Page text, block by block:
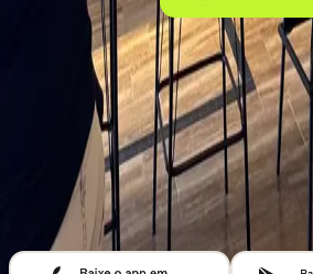
Home
Eventos
Cursos e Workshops
Empresas
Blog
Contato
Cafeterias
Sobre
Termos de usoPolítica de Privacidade